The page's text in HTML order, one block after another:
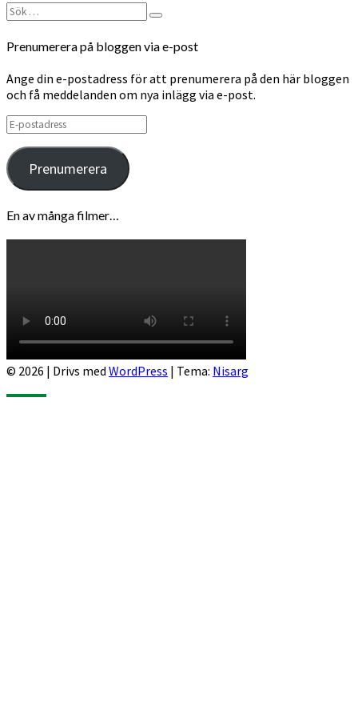
Sök
efter:
Sök
Prenumerera på bloggen via e-post
Ange din e-postadress för att prenumerera på den här bloggen
och få meddelanden om nya inlägg via e-post.
E-
postadress
Prenumerera
En av många filmer…
© 2026 | Drivs med WordPress | Tema: Nisarg